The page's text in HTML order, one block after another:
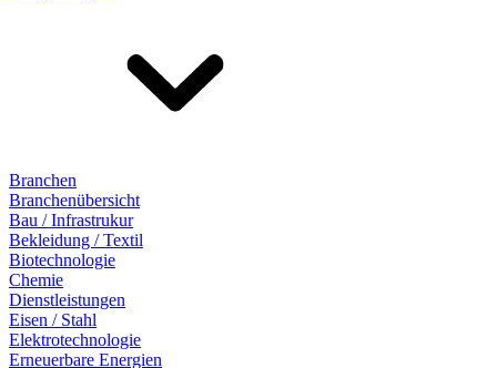
Branchen
Branchenübersicht
Bau / Infrastrukur
Bekleidung / Textil
Biotechnologie
Chemie
Dienstleistungen
Eisen / Stahl
Elektrotechnologie
Erneuerbare Energien